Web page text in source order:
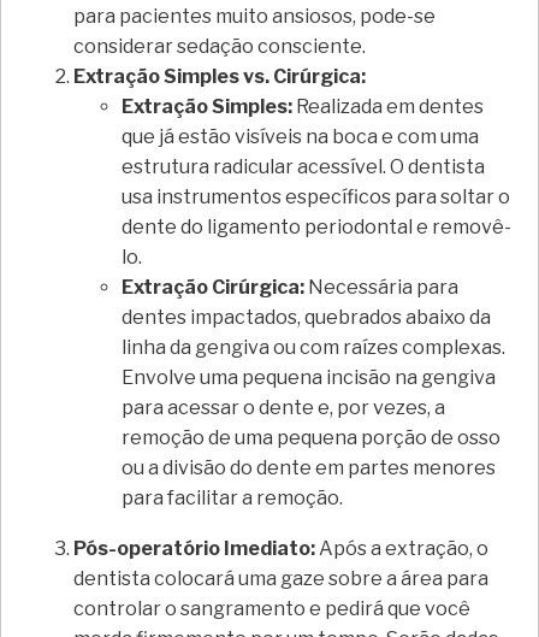
para pacientes muito ansiosos, pode-se
considerar sedação consciente.
Extração Simples vs. Cirúrgica:
Extração Simples: Realizada em dentes
que já estão visíveis na boca e com uma
estrutura radicular acessível. O dentista
usa instrumentos específicos para soltar o
dente do ligamento periodontal e removê-
lo.
Extração Cirúrgica: Necessária para
dentes impactados, quebrados abaixo da
linha da gengiva ou com raízes complexas.
Envolve uma pequena incisão na gengiva
para acessar o dente e, por vezes, a
remoção de uma pequena porção de osso
ou a divisão do dente em partes menores
para facilitar a remoção.
Pós-operatório Imediato:Após a extração, o
dentista colocará uma gaze sobre a área para
controlar o sangramento e pedirá que você